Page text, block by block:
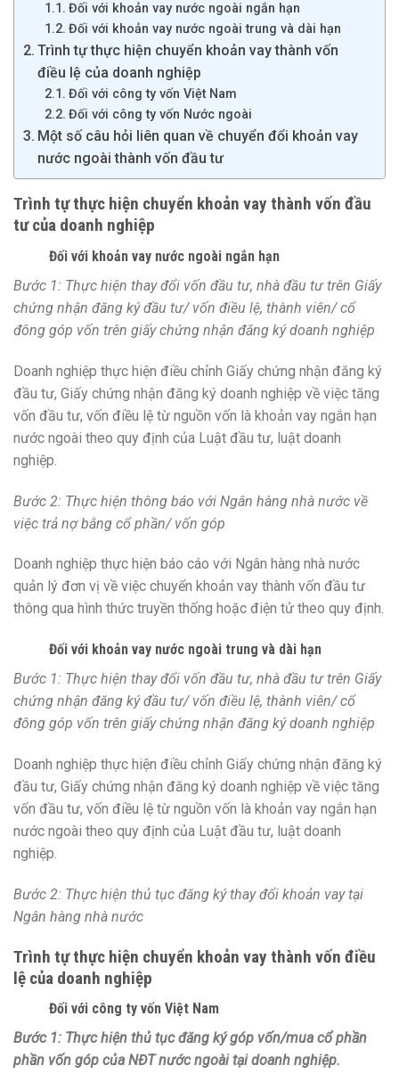
Đối với khoản vay nước ngoài ngắn hạn
Đối với khoản vay nước ngoài trung và dài hạn
Trình tự thực hiện chuyển khoản vay thành vốn
điều lệ của doanh nghiệp
Đối với công ty vốn Việt Nam
Đối với công ty vốn Nước ngoài
Một số câu hỏi liên quan về chuyển đổi khoản vay
nước ngoài thành vốn đầu tư
Trình tự thực hiện chuyển khoản vay thành vốn đầu
tư của doanh nghiệp
Đối với khoản vay nước ngoài ngắn hạn
Bước 1: Thực hiện thay đổi vốn đầu tư, nhà đầu tư trên Giấy
chứng nhận đăng ký đầu tư/ vốn điều lệ, thành viên/ cổ
đông góp vốn trên giấy chứng nhận đăng ký doanh nghiệp
Doanh nghiệp thực hiện điều chỉnh Giấy chứng nhận đăng ký
đầu tư, Giấy chứng nhận đăng ký doanh nghiệp về việc tăng
vốn đầu tư, vốn điều lệ từ nguồn vốn là khoản vay ngắn hạn
nước ngoài theo quy định của Luật đầu tư, luật doanh
nghiệp.
Bước 2: Thực hiện thông báo với Ngân hàng nhà nước về
việc trả nợ bằng cổ phần/ vốn góp
Doanh nghiệp thực hiện báo cáo với Ngân hàng nhà nước
quản lý đơn vị về việc chuyển khoản vay thành vốn đầu tư
thông qua hình thức truyền thống hoặc điện tử theo quy định.
Đối với khoản vay nước ngoài trung và dài hạn
Bước 1: Thực hiện thay đổi vốn đầu tư, nhà đầu tư trên Giấy
chứng nhận đăng ký đầu tư/ vốn điều lệ, thành viên/ cổ
đông góp vốn trên giấy chứng nhận đăng ký doanh nghiệp
Doanh nghiệp thực hiện điều chỉnh Giấy chứng nhận đăng ký
đầu tư, Giấy chứng nhận đăng ký doanh nghiệp về việc tăng
vốn đầu tư, vốn điều lệ từ nguồn vốn là khoản vay ngắn hạn
nước ngoài theo quy định của Luật đầu tư, luật doanh
nghiệp.
Bước 2: Thực hiện thủ tục đăng ký thay đổi khoản vay tại
Ngân hàng nhà nước
Trình tự thực hiện chuyển khoản vay thành vốn điều
lệ của doanh nghiệp
Đối với công ty vốn Việt Nam
Bước 1: Thực hiện thủ tục đăng ký góp vốn/mua cổ phần
phần vốn góp của NĐT nước ngoài tại doanh nghiệp.